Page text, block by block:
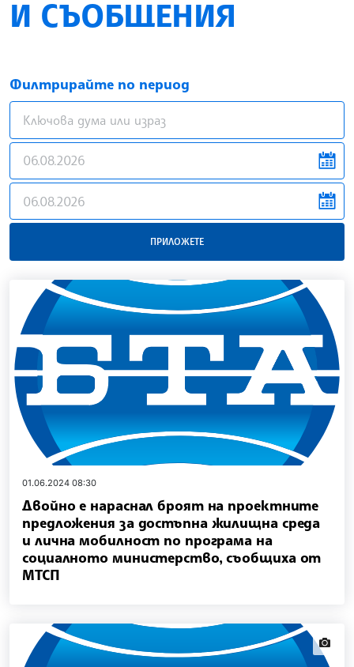
И СЪОБЩЕНИЯ
Филтрирайте по период
news.filter.from
news.filter.to
ПРИЛОЖЕТЕ
01.06.2024 08:30
Двойно е нараснал броят на проектните
предложения за достъпна жилищна среда
и лична мобилност по програма на
социалното министерство, съобщиха от
МТСП